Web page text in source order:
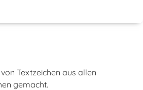
Textzeichen aus allen
gemacht.